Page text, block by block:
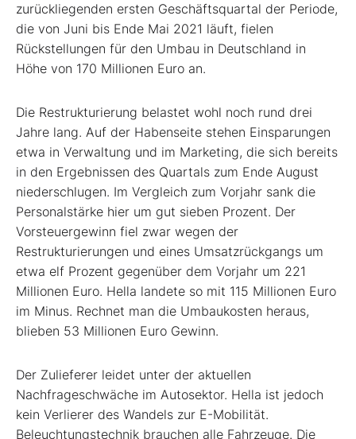
zurückliegenden ersten Geschäftsquartal der Periode,
die von Juni bis Ende Mai 2021 läuft, fielen
Rückstellungen für den Umbau in Deutschland in
Höhe von 170 Millionen Euro an.
Die Restrukturierung belastet wohl noch rund drei
Jahre lang. Auf der Habenseite stehen Einsparungen
etwa in Verwaltung und im Marketing, die sich bereits
in den Ergebnissen des Quartals zum Ende August
niederschlugen. Im Vergleich zum Vorjahr sank die
Personalstärke hier um gut sieben Prozent. Der
Vorsteuergewinn fiel zwar wegen der
Restrukturierungen und eines Umsatzrückgangs um
etwa elf Prozent gegenüber dem Vorjahr um 221
Millionen Euro. Hella landete so mit 115 Millionen Euro
im Minus. Rechnet man die Umbaukosten heraus,
blieben 53 Millionen Euro Gewinn.
Der Zulieferer leidet unter der aktuellen
Nachfrageschwäche im Autosektor. Hella ist jedoch
kein Verlierer des Wandels zur E-Mobilität.
Beleuchtungstechnik brauchen alle Fahrzeuge. Die